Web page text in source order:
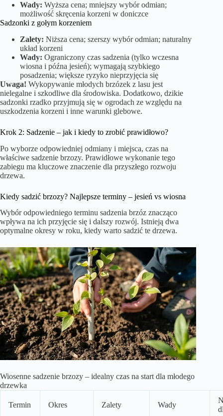
Wady: Wyższa cena; mniejszy wybór odmian;
możliwość skręcenia korzeni w doniczce
Sadzonki z gołym korzeniem
Zalety: Niższa cena; szerszy wybór odmian; naturalny
układ korzeni
Wady: Ograniczony czas sadzenia (tylko wczesna
wiosna i późna jesień); wymagają szybkiego
posadzenia; większe ryzyko nieprzyjęcia się
Uwaga! Wykopywanie młodych brzózek z lasu jest
nielegalne i szkodliwe dla środowiska. Dodatkowo, dzikie
sadzonki rzadko przyjmują się w ogrodach ze względu na
uszkodzenia korzeni i inne warunki glebowe.
Krok 2: Sadzenie – jak i kiedy to zrobić prawidłowo?
Po wyborze odpowiedniej odmiany i miejsca, czas na
właściwe sadzenie brzozy. Prawidłowe wykonanie tego
zabiegu ma kluczowe znaczenie dla przyszłego rozwoju
drzewa.
Kiedy sadzić brzozy? Najlepsze terminy – jesień vs wiosna
Wybór odpowiedniego terminu sadzenia brzóz znacząco
wpływa na ich przyjęcie się i dalszy rozwój. Istnieją dwa
optymalne okresy w roku, kiedy warto sadzić te drzewa.
Wiosenne sadzenie brzozy – idealny czas na start dla młodego
drzewka
Termin Okres Zalety Wady